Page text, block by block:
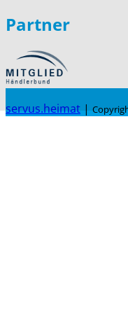
Partner
servus.heimat |